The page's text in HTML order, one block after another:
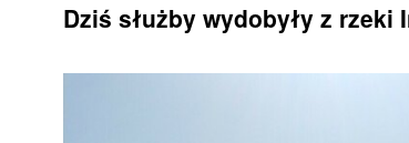
Dziś służby wydobyły z